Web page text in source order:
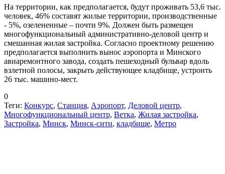
На территории, как предполагается, будут проживать 53,6 тыс.
человек, 46% составят жилые территории, производственные
- 5%, озелененные – почти 9%. Должен быть размещен
многофункциональный административно-деловой центр и
смешанная жилая застройка. Согласно проектному решению
предполагается выполнить вынос аэропорта и Минского
авиаремонтного завода, создать пешеходный бульвар вдоль
взлетной полосы, закрыть действующее кладбище, устроить
26 тыс. машино-мест.
0
Теги: Конкурс, Станция, Аэропорт, Деловой центр,
Многофункциональный центр, Ветка, Жилая застройка,
Застройка, Минск, Минск-сити, кладбище, Метро